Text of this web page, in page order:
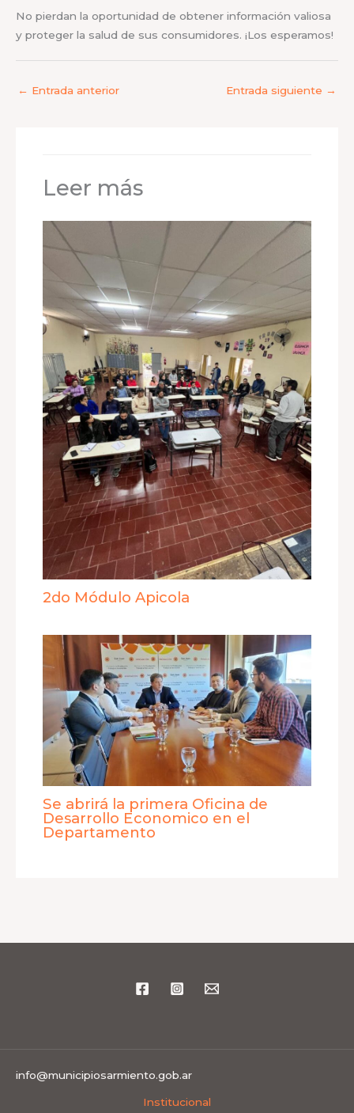
No pierdan la oportunidad de obtener información valiosa
y proteger la salud de sus consumidores. ¡Los esperamos!
← Entrada anterior Entrada siguiente →
Leer más
2do Módulo Apicola
Se abrirá la primera Oficina de
Desarrollo Economico en el
Departamento
info@municipiosarmiento.gob.ar
Institucional